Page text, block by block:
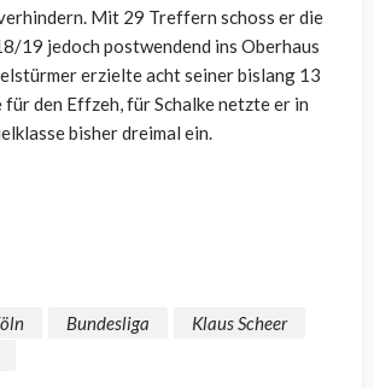
Mit 29 Treffern schoss er die
19 jedoch postwendend ins Oberhaus
erzielte acht seiner bislang 13
den Effzeh, für Schalke netzte er in
bisher dreimal ein.
Bundesliga
Klaus Scheer